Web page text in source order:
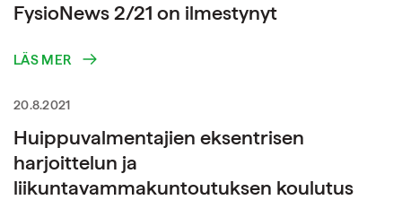
FysioNews 2/21 on ilmestynyt
LÄS MER
20.8.2021
Huippuvalmentajien eksentrisen
harjoittelun ja
liikuntavammakuntoutuksen koulutus